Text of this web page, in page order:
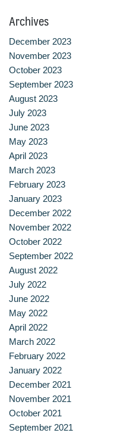
พันธมิตร
รวมเรื่องขนมไทย
รายงานผลการดำเนินงาน
วารสารวัฒนธรรมอาหารไทย
วีดีโอแนะนำ
ศิษย์เก่า
สาขาวิชาการกำหนดและการประก
สาขาวิชาคหกรรมศาสตร์
สาขาวิชาอุตสาหกรรมการประกอบ
สาขาวิชาเทคโนโลยีการประกอบอ
สาขาวิชาเทคโนโลยีการแปรรูปอาห
สาขาวิชาเทคโนโลยีอาหาร
สาขาวิชาโภชนาการและการประกอ
สาขาวิชาโภชนาการและการประ
สมรรถภาพและการชะลอวัย
Archives
December 2023
November 2023
October 2023
September 2023
August 2023
July 2023
June 2023
May 2023
April 2023
March 2023
February 2023
January 2023
December 2022
November 2022
October 2022
September 2022
August 2022
July 2022
June 2022
May 2022
April 2022
March 2022
February 2022
January 2022
December 2021
November 2021
October 2021
September 2021